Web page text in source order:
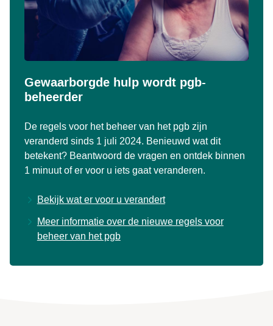
Gewaarborgde hulp wordt pgb-
beheerder
De regels voor het beheer van het pgb zijn
veranderd sinds 1 juli 2024. Benieuwd wat dit
betekent? Beantwoord de vragen en ontdek binnen
1 minuut of er voor u iets gaat veranderen.
Bekijk wat er voor u verandert
Meer informatie over de nieuwe regels voor
beheer van het pgb